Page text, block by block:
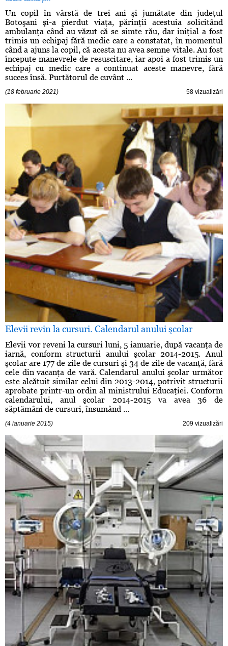
Un copil în vârstă de trei ani şi jumătate din judeţul
Botoşani şi-a pierdut viaţa, părinţii acestuia solicitând
ambulanţa când au văzut că se simte rău, dar iniţial a fost
trimis un echipaj fără medic care a constatat, în momentul
când a ajuns la copil, că acesta nu avea semne vitale. Au fost
începute manevrele de resuscitare, iar apoi a fost trimis un
echipaj cu medic care a continuat aceste manevre, fără
succes însă. Purtătorul de cuvânt ...
(18 februarie 2021) 58 vizualizări
Elevii revin la cursuri. Calendarul anului şcolar
Elevii vor reveni la cursuri luni, 5 ianuarie, după vacanţa de
iarnă, conform structurii anului şcolar 2014-2015. Anul
şcolar are 177 de zile de cursuri şi 34 de zile de vacanţă, fără
cele din vacanţa de vară. Calendarul anului şcolar următor
este alcătuit similar celui din 2013-2014, potrivit structurii
aprobate printr-un ordin al ministrului Educaţiei. Conform
calendarului, anul şcolar 2014-2015 va avea 36 de
săptămâni de cursuri, însumând ...
(4 ianuarie 2015) 209 vizualizări